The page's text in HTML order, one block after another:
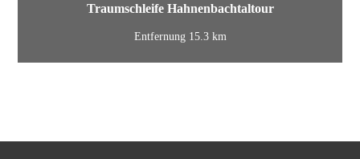
Traumschleife Hahnenbachtaltour
Entfernung 15.3 km